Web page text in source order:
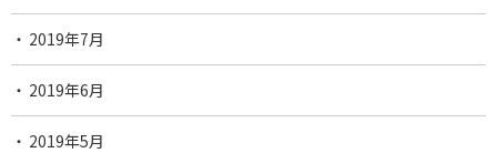
2019年7月
2019年6月
2019年5月